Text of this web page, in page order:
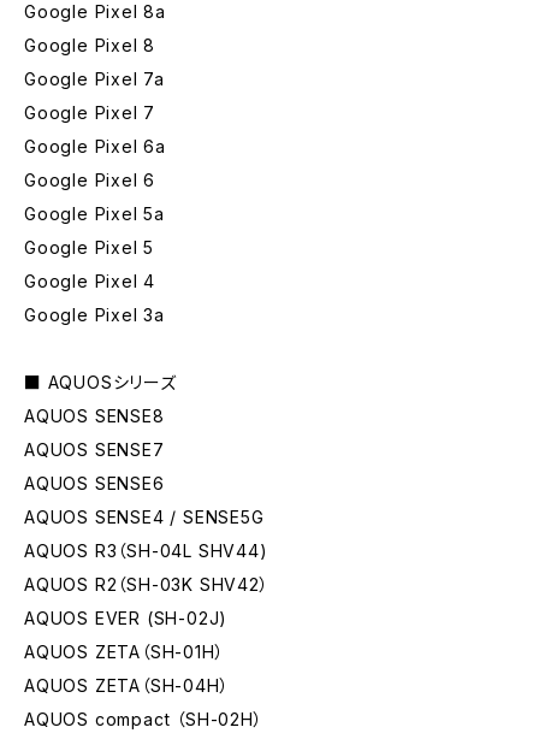
Google Pixel 8a
Google Pixel 8
Google Pixel 7a
Google Pixel 7
Google Pixel 6a
Google Pixel 6
Google Pixel 5a
Google Pixel 5
Google Pixel 4
Google Pixel 3a
■ AQUOSシリーズ
AQUOS SENSE8
AQUOS SENSE7
AQUOS SENSE6
AQUOS SENSE4 / SENSE5G
AQUOS R3（SH-04L SHV44)
AQUOS R2（SH-03K SHV42）
AQUOS EVER (SH-02J)
AQUOS ZETA（SH-01H）
AQUOS ZETA（SH-04H）
AQUOS compact （SH-02H）